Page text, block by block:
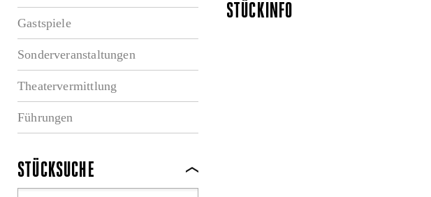
Gastspiele
Sonderveranstaltungen
Theatervermittlung
Führungen
STÜCKSUCHE
STÜCKINFO